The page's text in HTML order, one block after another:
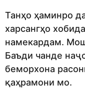
Танҳо ҳаминро
харсангҳо
намекардам.
Баъди чанде
беморхона
қаҳрамони мо.